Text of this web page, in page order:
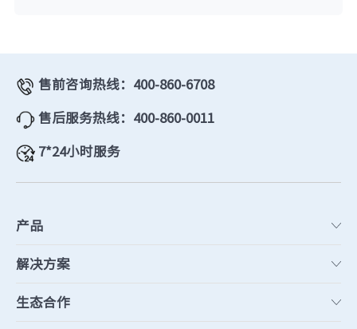
售前咨询热线：400-860-6708
售后服务热线：400-860-0011
7*24小时服务
产品
解决方案
生态合作